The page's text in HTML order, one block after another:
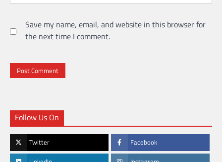
Save my name, email, and website in this browser for
the next time I comment.
Follow Us On
Twitter Facebook